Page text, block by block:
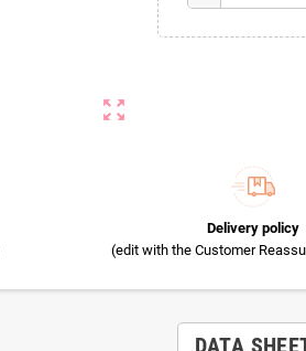
zoom_out_map
Delivery policy
(edit with the Customer
DATA